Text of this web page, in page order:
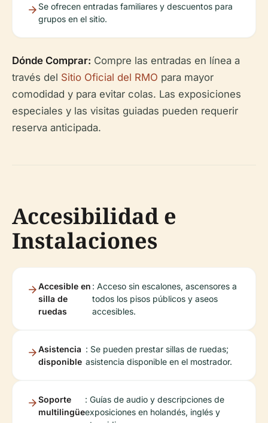
Se ofrecen entradas familiares y descuentos para
grupos en el sitio.
Dónde Comprar: Compre las entradas en línea a
través del Sitio Oficial del RMO para mayor
comodidad y para evitar colas. Las exposiciones
especiales y las visitas guiadas pueden requerir
reserva anticipada.
Accesibilidad e
Instalaciones
Accesible en
silla de
ruedas
: Acceso sin escalones, ascensores a
todos los pisos públicos y aseos
accesibles.
Asistencia
disponible
: Se pueden prestar sillas de ruedas;
asistencia disponible en el mostrador.
Soporte
multilingüe
: Guías de audio y descripciones de
exposiciones en holandés, inglés y